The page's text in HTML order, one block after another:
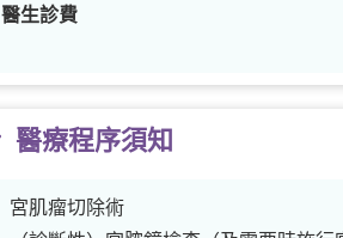
醫生診費
醫療程序須知
宮肌瘤切除術